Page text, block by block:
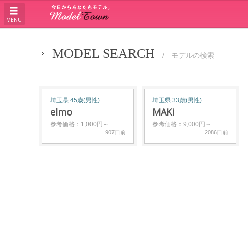
MENU
MODEL SEARCH / モデルの検索
埼玉県 45歳(男性)
elmo
参考価格：1,000円～
907日前
埼玉県 33歳(男性)
MAKi
参考価格：9,000円～
2086日前